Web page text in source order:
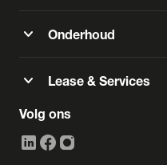
expand_more Onderhoud
expand_more Lease & Services
Volg ons